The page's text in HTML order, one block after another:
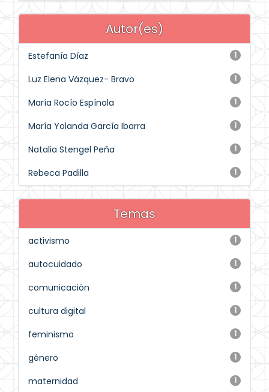
Autor(es)
1
Estefanía Díaz
1
Luz Elena Vázquez- Bravo
1
María Rocío Espínola
1
María Yolanda García Ibarra
1
Natalia Stengel Peña
1
Rebeca Padilla
Temas
1
activismo
1
autocuidado
1
comunicación
1
cultura digital
1
feminismo
1
género
1
maternidad